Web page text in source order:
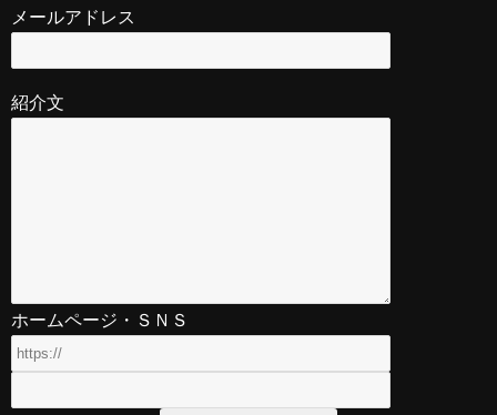
メールアドレス
紹介文
ホームページ・ＳＮＳ